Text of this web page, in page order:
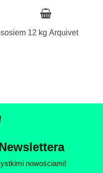
12 kg Arquivet
nowościami!